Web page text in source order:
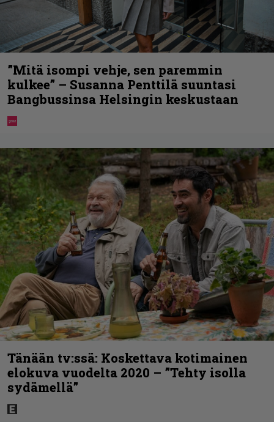
”Mitä isompi vehje, sen paremmin
kulkee” – Susanna Penttilä suuntasi
Bangbussinsa Helsingin keskustaan
Tänään tv:ssä: Koskettava kotimainen
elokuva vuodelta 2020 – ”Tehty isolla
sydämellä”